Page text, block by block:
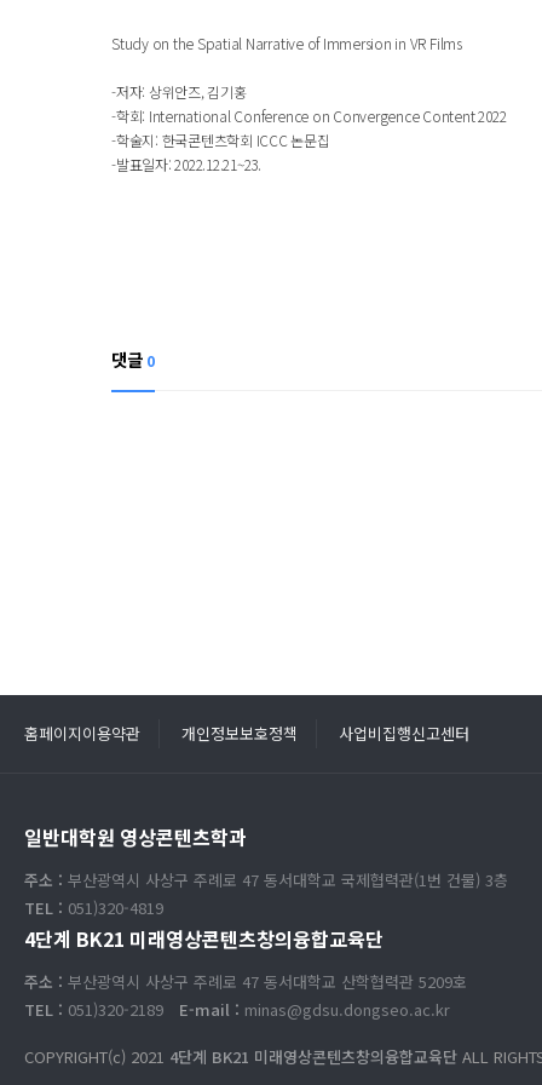
Study on the Spatial Narrative of Immersion in VR Films
-저자: 상위안즈, 김기홍
-학회: International Conference on Convergence Content 2022
-학술지: 한국콘텐츠학회 ICCC 논문집
-발표일자: 2022.12.21~23.
댓글 0
홈페이지이용약관 개인정보보호정책 사업비집행신고센터
일반대학원 영상콘텐츠학과
주소 : 부산광역시 사상구 주례로 47 동서대학교 국제협력관(1번 건물) 3층
TEL : 051)320-4819
4단계 BK21 미래영상콘텐츠창의융합교육단
주소 : 부산광역시 사상구 주례로 47 동서대학교 산학협력관 5209호
TEL : 051)320-2189 E-mail : minas@gdsu.dongseo.ac.kr
COPYRIGHT(c) 2021 4단계 BK21 미래영상콘텐츠창의융합교육단 ALL